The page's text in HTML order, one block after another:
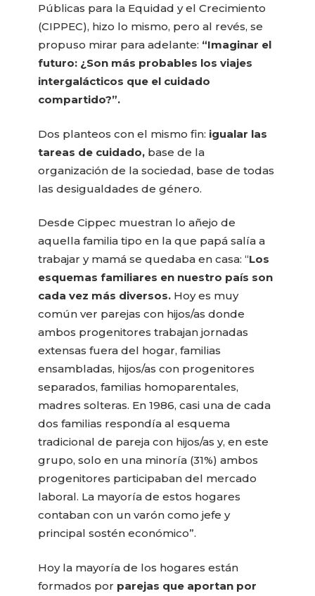
Públicas para la Equidad y el Crecimiento
(CIPPEC), hizo lo mismo, pero al revés, se
propuso mirar para adelante: “Imaginar el
futuro: ¿Son más probables los viajes
intergalácticos que el cuidado
compartido?”.
Dos planteos con el mismo fin: igualar las
tareas de cuidado, base de la
organización de la sociedad, base de todas
las desigualdades de género.
Desde Cippec muestran lo añejo de
aquella familia tipo en la que papá salía a
trabajar y mamá se quedaba en casa: “Los
esquemas familiares en nuestro país son
cada vez más diversos. Hoy es muy
común ver parejas con hijos/as donde
ambos progenitores trabajan jornadas
extensas fuera del hogar, familias
ensambladas, hijos/as con progenitores
separados, familias homoparentales,
madres solteras. En 1986, casi una de cada
dos familias respondía al esquema
tradicional de pareja con hijos/as y, en este
grupo, solo en una minoría (31%) ambos
progenitores participaban del mercado
laboral. La mayoría de estos hogares
contaban con un varón como jefe y
principal sostén económico”.
Hoy la mayoría de los hogares están
formados por parejas que aportan por